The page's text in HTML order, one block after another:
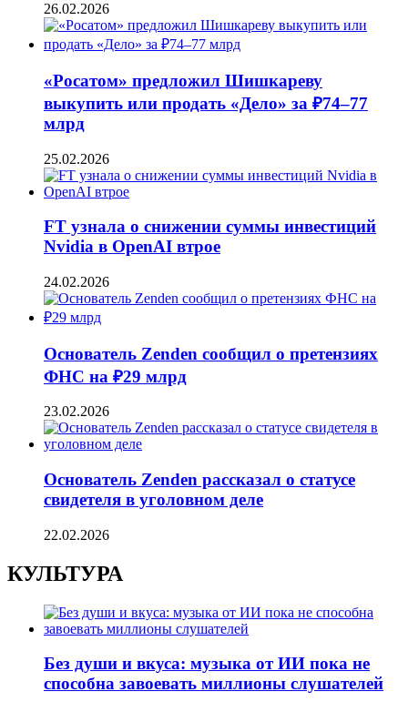
26.02.2026
«Росатом» предложил Шишкареву
выкупить или продать «Дело» за ₽74–77
млрд
25.02.2026
FT узнала о снижении суммы инвестиций
Nvidia в OpenAI втрое
24.02.2026
Основатель Zenden сообщил о претензиях
ФНС на ₽29 млрд
23.02.2026
Основатель Zenden рассказал о статусе
свидетеля в уголовном деле
22.02.2026
КУЛЬТУРА
Без души и вкуса: музыка от ИИ пока не
способна завоевать миллионы слушателей